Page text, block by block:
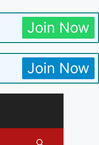
Join Now
Join Now